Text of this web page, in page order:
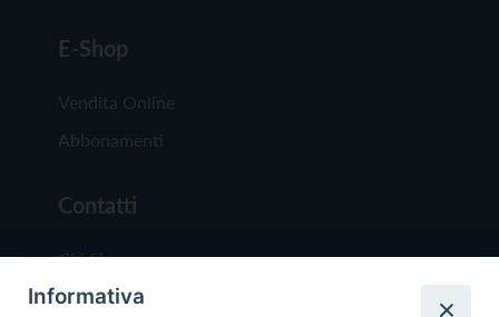
E-Shop
Vendita Online
Abbonamenti
Contatti
Chi Siamo
Redazione
Informativa